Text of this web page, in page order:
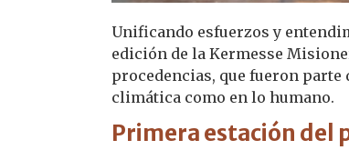
Unificando esfuerzos y
edición de la Kermesse
procedencias, que fueron parte
climática como en lo humano.
Primera estación del